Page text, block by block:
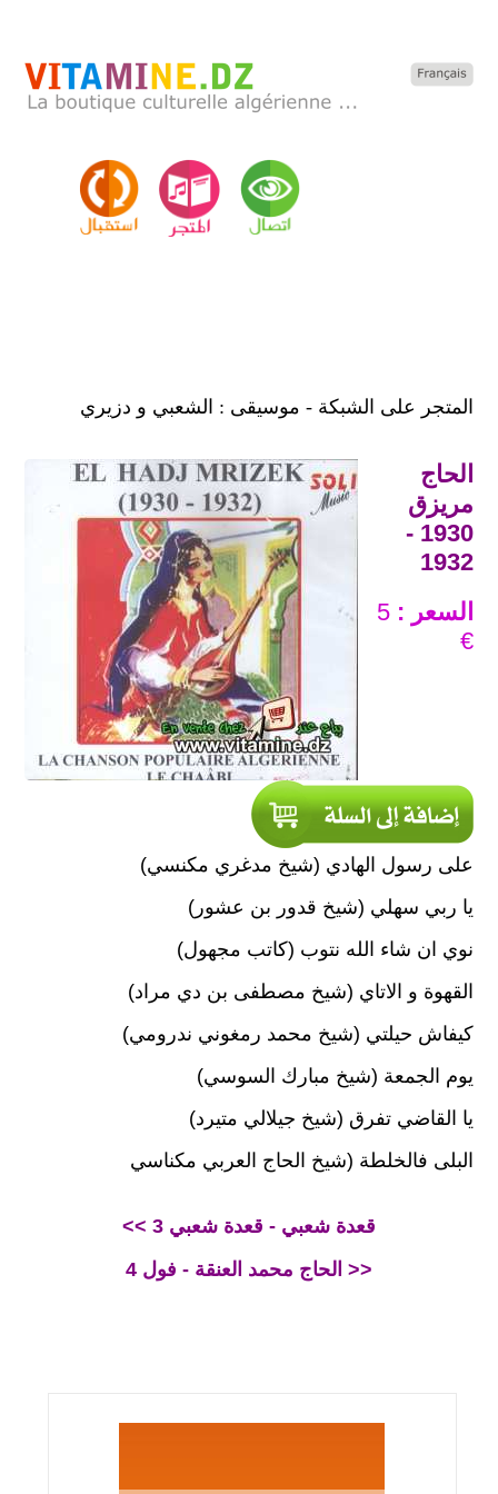
المتجر على الشبكة - موسيقى : الشعبي و دزيري
الحاج
مريزق
1930 -
1932
السعر : 5
€
على رسول الهادي (شيخ مدغري مكنسي)
يا ربي سهلي (شيخ قدور بن عشور)
نوي ان شاء الله نتوب (كاتب مجهول)
القهوة و الاتاي (شيخ مصطفى بن دي مراد)
كيفاش حيلتي (شيخ محمد رمغوني ندرومي)
يوم الجمعة (شيخ مبارك السوسي)
يا القاضي تفرق (شيخ جيلالي متيرد)
البلى فالخلطة (شيخ الحاج العربي مكناسي
<< قعدة شعبي - قعدة شعبي 3
الحاج محمد العنقة - فول 4 >>